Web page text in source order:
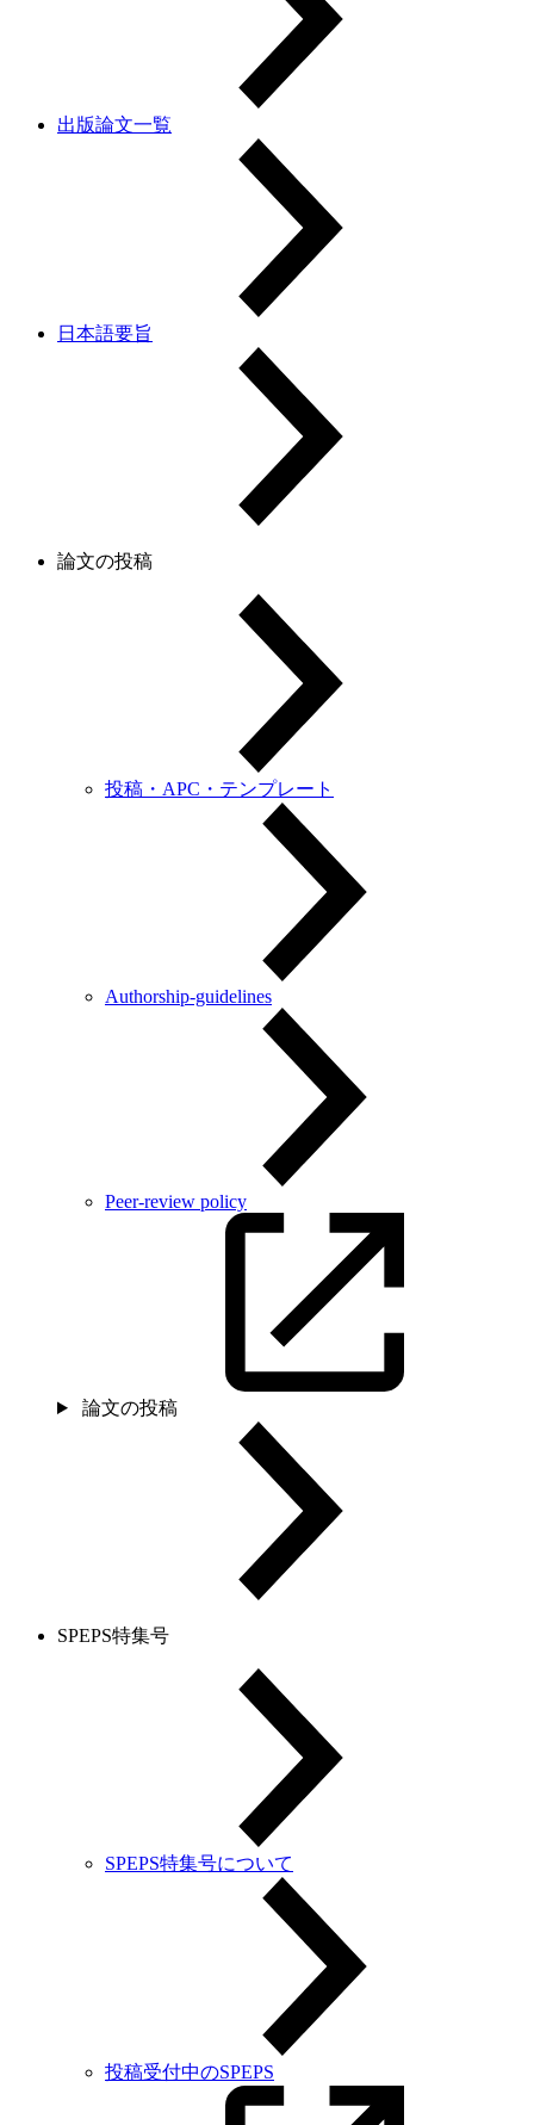
出版論文一覧
日本語要旨
論文の投稿
投稿・APC・テンプレート
Authorship-guidelines
Peer-review policy
論文の投稿
SPEPS特集号
SPEPS特集号について
投稿受付中のSPEPS